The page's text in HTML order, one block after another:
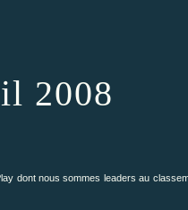
2008
dont nous sommes leaders au